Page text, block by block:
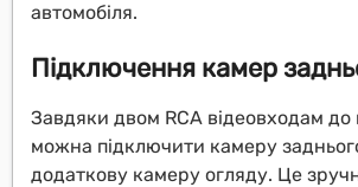
автомобіля.
Підключення камер
Завдяки двом RCA відеовходам до
можна підключити камеру
додаткову камеру огляду. Це